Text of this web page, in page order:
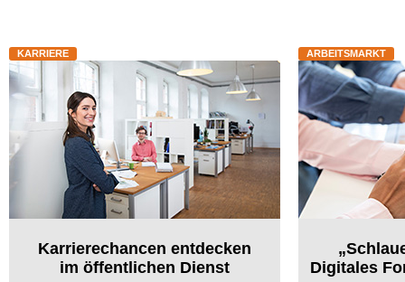
KARRIERE ARBEITSMARKT
Karrierechancen entdecken
im öffentlichen Dienst
Digitales